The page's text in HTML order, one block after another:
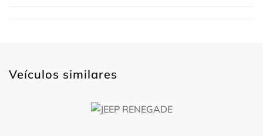
Veículos similares